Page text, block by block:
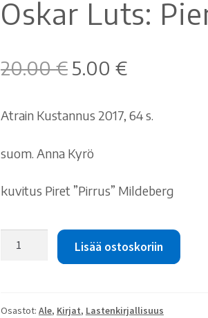
Oskar Luts:
20.00€ Alkuperäinen
oli:
5.00 €Nykyinen
on:
Atrain Kustannus 2017, 64 s.
suom. Anna Kyrö
kuvitus Piret ”Pirrus” Mildeberg
määrä
Lisää ostoskoriin
Osastot: Ale, Kirjat, Lastenkirjallisuus